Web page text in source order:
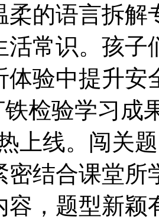
柔的语言拆解
活常识。孩
体验中提升安
检验学习成
上线。闯关
密结合课堂所
容，题型新颖